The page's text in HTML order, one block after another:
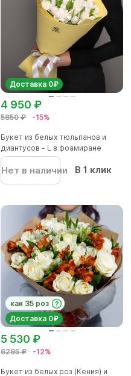
Доставка 0₽
5850 ₽ -15%
4 950 ₽
Букет из белых тюльпанов и
диантусов - L в фоамиране
Нет в наличии В 1 клик
как 35 роз
Доставка 0₽
6295 ₽ -12%
5 530 ₽
Букет из белых роз (Кения) и